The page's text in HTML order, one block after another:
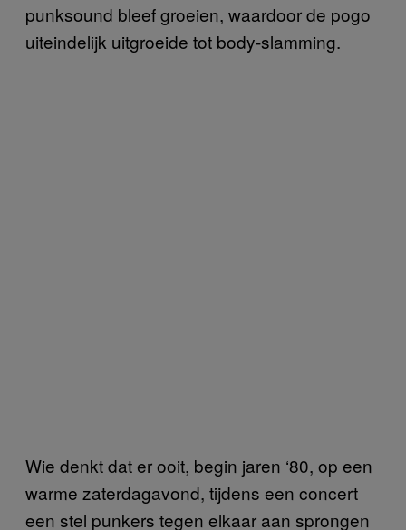
punksound bleef groeien, waardoor de pogo
uiteindelijk uitgroeide tot body-slamming.
Wie denkt dat er ooit, begin jaren ‘80, op een
warme zaterdagavond, tijdens een concert
een stel punkers tegen elkaar aan sprongen